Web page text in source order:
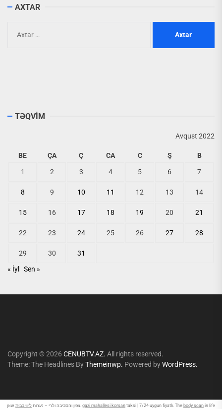
AXTAR
TƏQVİM
Avqust 2022
BE ÇA Ç CA C Ş B
1 2 3 4 5 6 7
8 9 10 11 12 13 14
15 16 17 18 19 20 21
22 23 24 25 26 27 28
29 30
31
« İyl
Sen »
Copyright © 2026 CENUBTV.AZ. All rights reserved.
Theme: The Headlines ByThemeinwp. Powered byWordPress.
צפון והסביבה ולרי – נערות ליווי בבית gazi mahallesi korsan taksi | 7/24 uygun fiyatlı. The body scan in life